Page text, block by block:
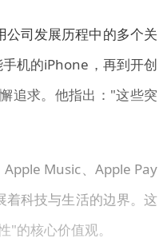
司发展历程中的多个关
机的iPhone，再到开创
追求。他指出："这些突
Music、Apple Pay
着科技与生活的边界。这
的核心价值观。